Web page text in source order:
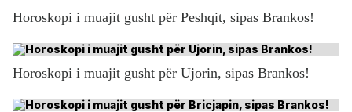
Horoskopi i muajit gusht për Peshqit, sipas Brankos!
Horoskopi i muajit gusht për Ujorin, sipas Brankos!